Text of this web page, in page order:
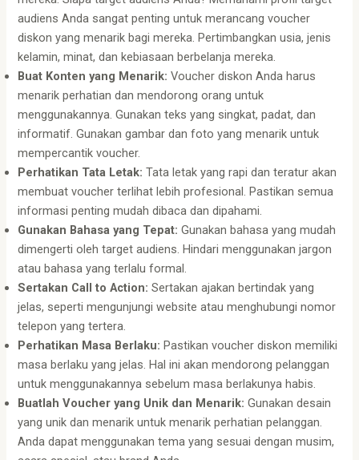
audiens Anda sangat penting untuk merancang voucher
diskon yang menarik bagi mereka. Pertimbangkan usia, jenis
kelamin, minat, dan kebiasaan berbelanja mereka.
Buat Konten yang Menarik: Voucher diskon Anda harus
menarik perhatian dan mendorong orang untuk
menggunakannya. Gunakan teks yang singkat, padat, dan
informatif. Gunakan gambar dan foto yang menarik untuk
mempercantik voucher.
Perhatikan Tata Letak: Tata letak yang rapi dan teratur akan
membuat voucher terlihat lebih profesional. Pastikan semua
informasi penting mudah dibaca dan dipahami.
Gunakan Bahasa yang Tepat: Gunakan bahasa yang mudah
dimengerti oleh target audiens. Hindari menggunakan jargon
atau bahasa yang terlalu formal.
Sertakan Call to Action: Sertakan ajakan bertindak yang
jelas, seperti mengunjungi website atau menghubungi nomor
telepon yang tertera.
Perhatikan Masa Berlaku: Pastikan voucher diskon memiliki
masa berlaku yang jelas. Hal ini akan mendorong pelanggan
untuk menggunakannya sebelum masa berlakunya habis.
Buatlah Voucher yang Unik dan Menarik: Gunakan desain
yang unik dan menarik untuk menarik perhatian pelanggan.
Anda dapat menggunakan tema yang sesuai dengan musim,